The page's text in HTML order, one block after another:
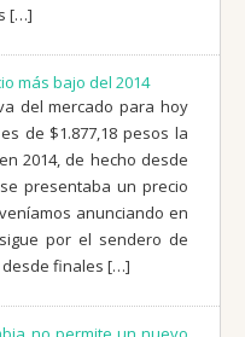
[…]
más bajo del 2014
del mercado para hoy
de $1.877,18 pesos la
2014, de hecho desde
presentaba un precio
anunciando en
por el sendero de
finales […]